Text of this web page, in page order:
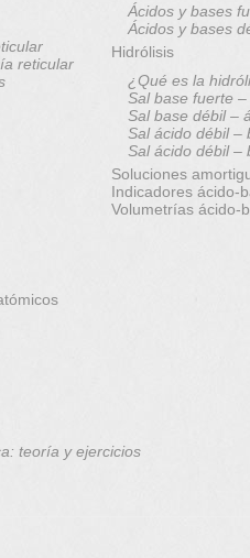
reticular
Ácidos y bases
Ácidos y bases
Hidrólisis
¿Qué es la
Sal base fuerte
Sal base débil –
Sal ácido débil –
Sal ácido débil –
Soluciones
Indicadores ácido-
Volumetrías ácido-
teoría y ejercicios